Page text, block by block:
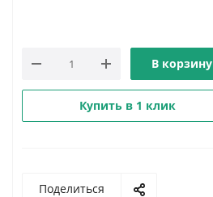
В корзину
Купить в 1 клик
Поделиться